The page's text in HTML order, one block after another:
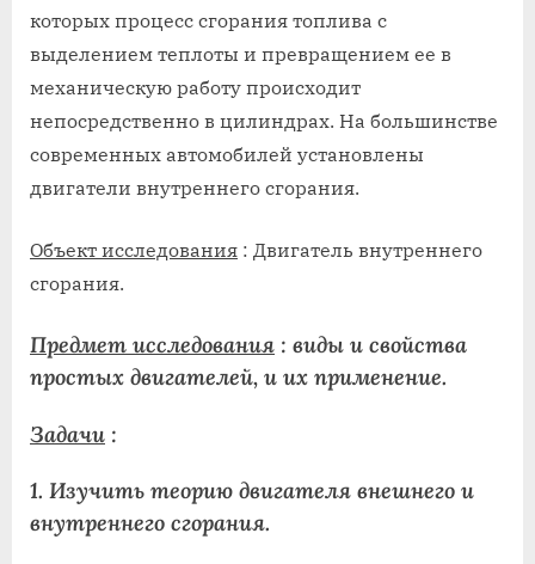
которых процесс сгорания топлива с
выделением теплоты и превращением ее в
механическую работу происходит
непосредственно в цилиндрах. На большинстве
современных автомобилей установлены
двигатели внутреннего сгорания.
Объект исследования : Двигатель внутреннего
сгорания.
Предмет исследования : виды и свойства
простых двигателей, и их применение.
Задачи :
1. Изучить теорию двигателя внешнего и
внутреннего сгорания.